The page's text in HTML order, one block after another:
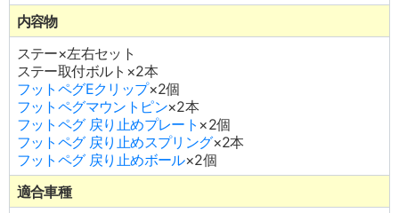
内容物
ステー×左右セット
ステー取付ボルト×2本
フットペグEクリップ×2個
フットペグマウントピン×2本
フットペグ 戻り止めプレート ×2個
フットペグ 戻り止めスプリング×2本
フットペグ 戻り止めボール×2個
適合車種